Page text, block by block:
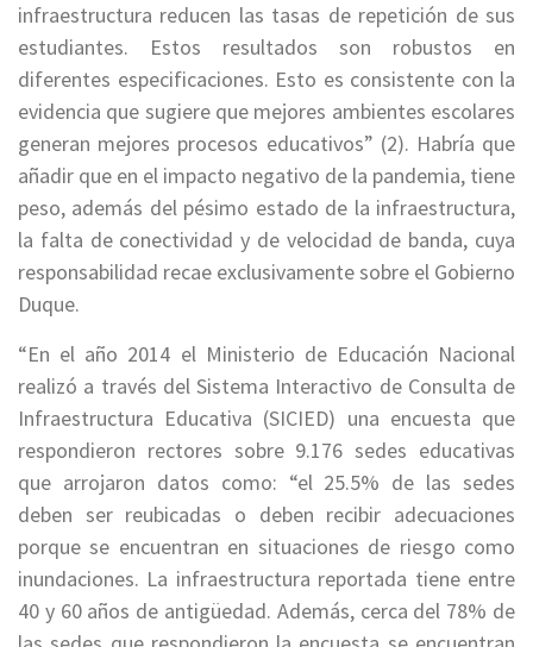
infraestructura reducen las tasas de repetición de sus
estudiantes. Estos resultados son robustos en
diferentes especificaciones. Esto es consistente con la
evidencia que sugiere que mejores ambientes escolares
generan mejores procesos educativos” (2). Habría que
añadir que en el impacto negativo de la pandemia, tiene
peso, además del pésimo estado de la infraestructura,
la falta de conectividad y de velocidad de banda, cuya
responsabilidad recae exclusivamente sobre el Gobierno
Duque.
“En el año 2014 el Ministerio de Educación Nacional
realizó a través del Sistema Interactivo de Consulta de
Infraestructura Educativa (SICIED) una encuesta que
respondieron rectores sobre 9.176 sedes educativas
que arrojaron datos como: “el 25.5% de las sedes
deben ser reubicadas o deben recibir adecuaciones
porque se encuentran en situaciones de riesgo como
inundaciones. La infraestructura reportada tiene entre
40 y 60 años de antigüedad. Además, cerca del 78% de